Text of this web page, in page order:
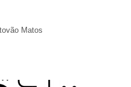
Matos